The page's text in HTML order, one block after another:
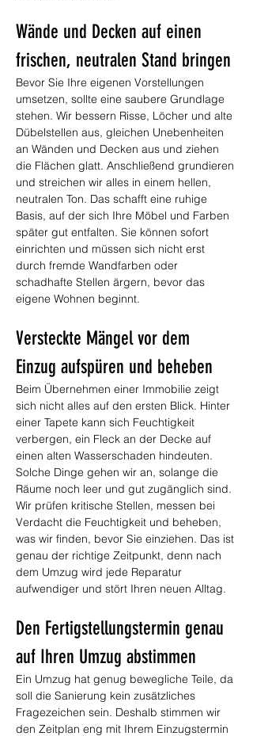
Wände und Decken auf einen
frischen, neutralen Stand bringen
Bevor Sie Ihre eigenen Vorstellungen
umsetzen, sollte eine saubere Grundlage
stehen. Wir bessern Risse, Löcher und alte
Dübelstellen aus, gleichen Unebenheiten
an Wänden und Decken aus und ziehen
die Flächen glatt. Anschließend grundieren
und streichen wir alles in einem hellen,
neutralen Ton. Das schafft eine ruhige
Basis, auf der sich Ihre Möbel und Farben
später gut entfalten. Sie können sofort
einrichten und müssen sich nicht erst
durch fremde Wandfarben oder
schadhafte Stellen ärgern, bevor das
eigene Wohnen beginnt.
Versteckte Mängel vor dem
Einzug aufspüren und beheben
Beim Übernehmen einer Immobilie zeigt
sich nicht alles auf den ersten Blick. Hinter
einer Tapete kann sich Feuchtigkeit
verbergen, ein Fleck an der Decke auf
einen alten Wasserschaden hindeuten.
Solche Dinge gehen wir an, solange die
Räume noch leer und gut zugänglich sind.
Wir prüfen kritische Stellen, messen bei
Verdacht die Feuchtigkeit und beheben,
was wir finden, bevor Sie einziehen. Das ist
genau der richtige Zeitpunkt, denn nach
dem Umzug wird jede Reparatur
aufwendiger und stört Ihren neuen Alltag.
Den Fertigstellungstermin genau
auf Ihren Umzug abstimmen
Ein Umzug hat genug bewegliche Teile, da
soll die Sanierung kein zusätzliches
Fragezeichen sein. Deshalb stimmen wir
den Zeitplan eng mit Ihrem Einzugstermin